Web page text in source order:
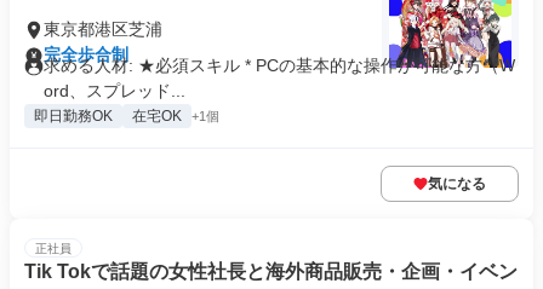
東京都港区芝浦
完全歩合制
求める人材: ★必須スキル * PCの基本的な操作が可能な方（W
ord、スプレッド...
即日勤務OK 在宅OK +1個
気になる
正社員
Tik Tokで話題の女性社長と海外商品販売・企画・イベン